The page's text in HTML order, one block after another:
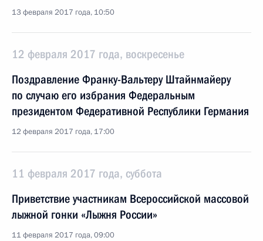
13 февраля 2017 года, 10:50
12 февраля 2017 года, воскресенье
Поздравление Франку-Вальтеру Штайнмайеру
по случаю его избрания Федеральным
президентом Федеративной Республики Германия
12 февраля 2017 года, 17:00
11 февраля 2017 года, суббота
Приветствие участникам Всероссийской массовой
лыжной гонки «Лыжня России»
11 февраля 2017 года, 09:00